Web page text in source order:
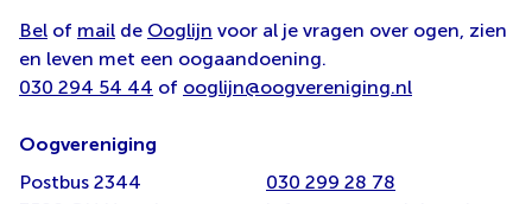
Bel of mail de Ooglijn voor al je vragen over ogen, zien
en leven met een oogaandoening.
030 294 54 44 of ooglijn@oogvereniging.nl
Oogvereniging
Postbus 2344
030 299 28 78